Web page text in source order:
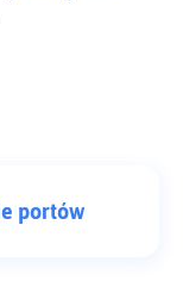
portów